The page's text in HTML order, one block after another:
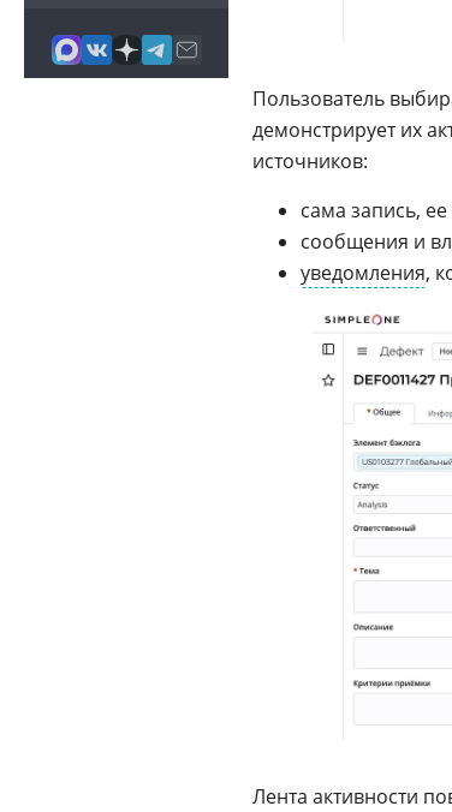
Пользователь
демонстрирует их
источников:
сама запись,
сообщения и
уведомления,
Лента активности